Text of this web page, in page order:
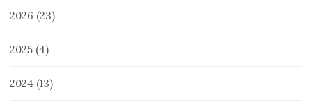
2026 (23)
2025 (4)
2024 (13)